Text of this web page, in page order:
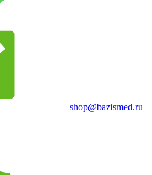
shop@bazismed.ru